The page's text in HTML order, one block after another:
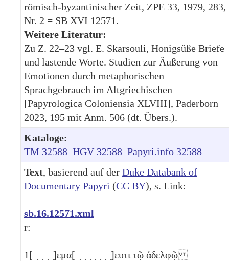
römisch-byzantinischer Zeit, ZPE 33, 1979, 283,
Nr. 2 = SB XVI 12571.
Weitere Literatur:
Zu Z. 22–23 vgl. E. Skarsouli, Honigsüße Briefe
und lastende Worte. Studien zur Äußerung von
Emotionen durch metaphorischen
Sprachgebrauch im Altgriechischen
[Papyrologica Coloniensia XLVIII], Paderborn
2023, 195 mit Anm. 506 (dt. Übers.).
Kataloge:
TM 32588 HGV 32588 Papyri.info 32588
Text, basierend auf der Duke Databank of
Documentary Papyri (CC BY), s. Link:
sb.16.12571.xml
r:
1[ ̣ ̣ ̣ ̣]εμα[ ̣ ̣ ̣ ̣ ̣ ̣ ̣]ευτι τῷ ἀδελφῷ